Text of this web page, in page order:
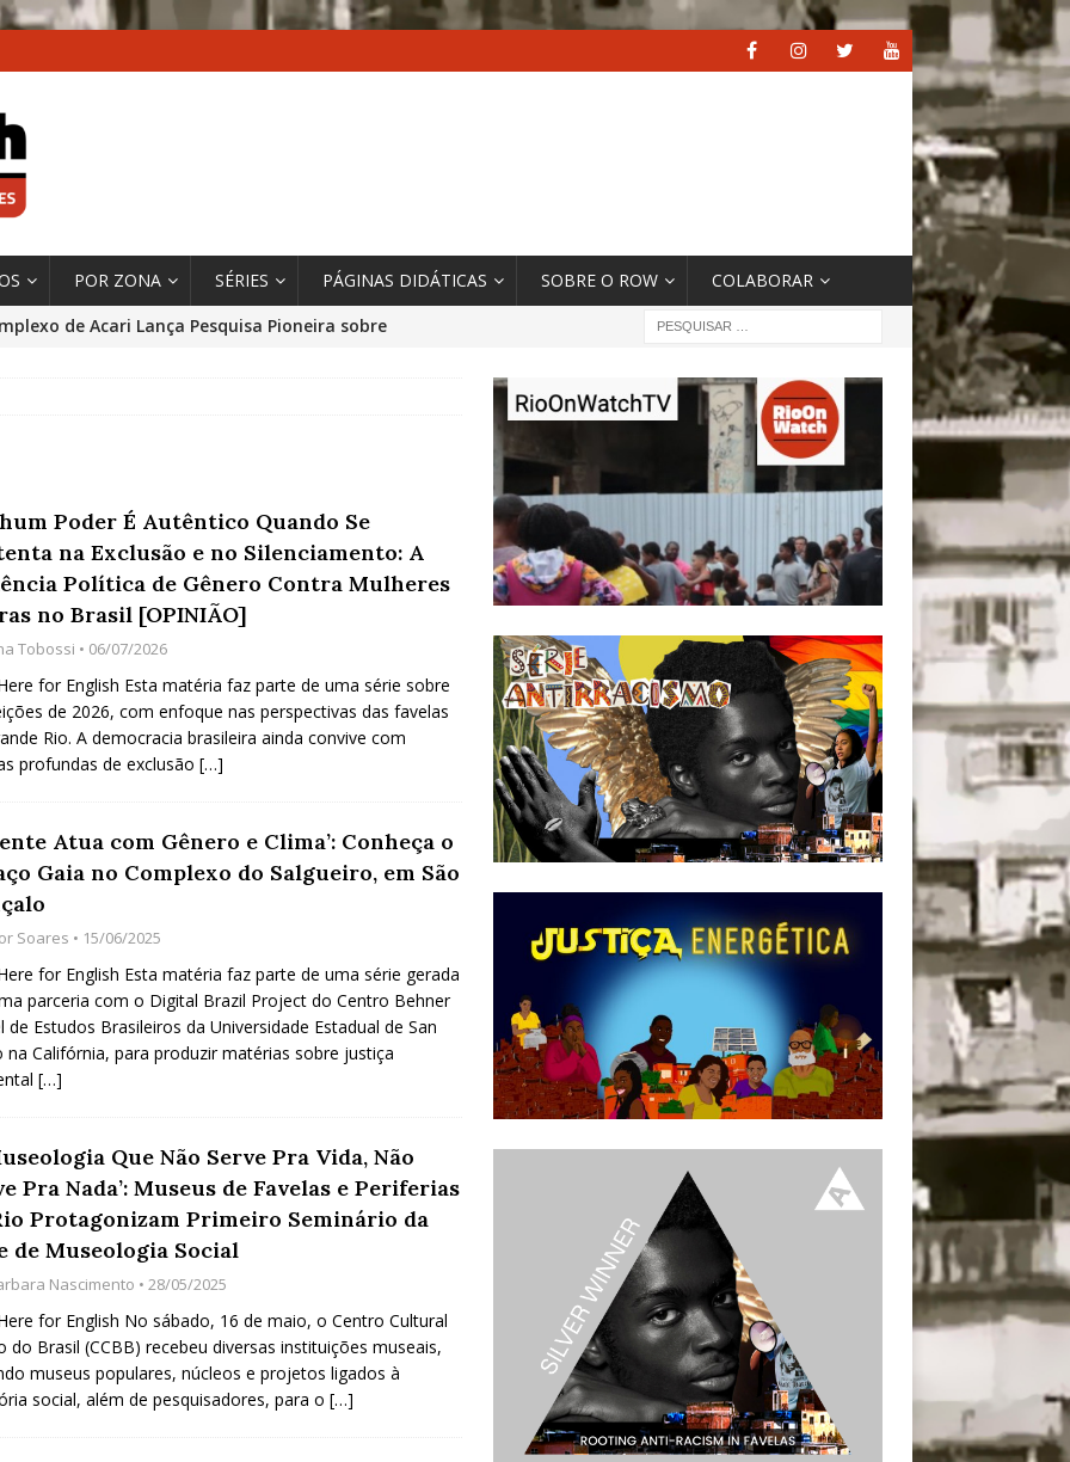
POR ZONA SÉRIES PÁGINAS DIDÁTICAS SOBRE O ROW COLABORAR
de Acari Lança Pesquisa Pioneira sobre
Cidades
*DESTAQUE
Começou com uma Praça em Ramos [OPINIÃO]
Agroecológico com os Povos das Águas Reúne
e Inauguração da Feira da Praia do Remanso
COBERTURA DE EVENTOS
Fluminenses, Cronicamente Abandonados,
Poder É Autêntico Quando Se
na Exclusão e no Silenciamento: A
Política de Gênero Contra Mulheres
no Brasil [OPINIÃO]
Tobossi • 06/07/2026
for English Esta matéria faz parte de uma série sobre
de 2026, com enfoque nas perspectivas das favelas
Rio. A democracia brasileira ainda convive com
profundas de exclusão […]
Atua com Gênero e Clima’: Conheça o
Gaia no Complexo do Salgueiro, em São
Soares • 15/06/2025
for English Esta matéria faz parte de uma série gerada
parceria com o Digital Brazil Project do Centro Behner
de Estudos Brasileiros da Universidade Estadual de San
na Califórnia, para produzir matérias sobre justiça
[…]
Que Não Serve Pra Vida, Não
Pra Nada’: Museus de Favelas e Periferias
Protagonizam Primeiro Seminário da
de Museologia Social
Nascimento • 28/05/2025
for English No sábado, 16 de maio, o Centro Cultural
do Brasil (CCBB) recebeu diversas instituições museais,
museus populares, núcleos e projetos ligados à
social, além de pesquisadores, para o […]